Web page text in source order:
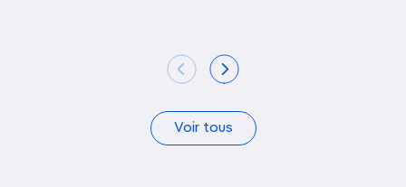
Voir tous